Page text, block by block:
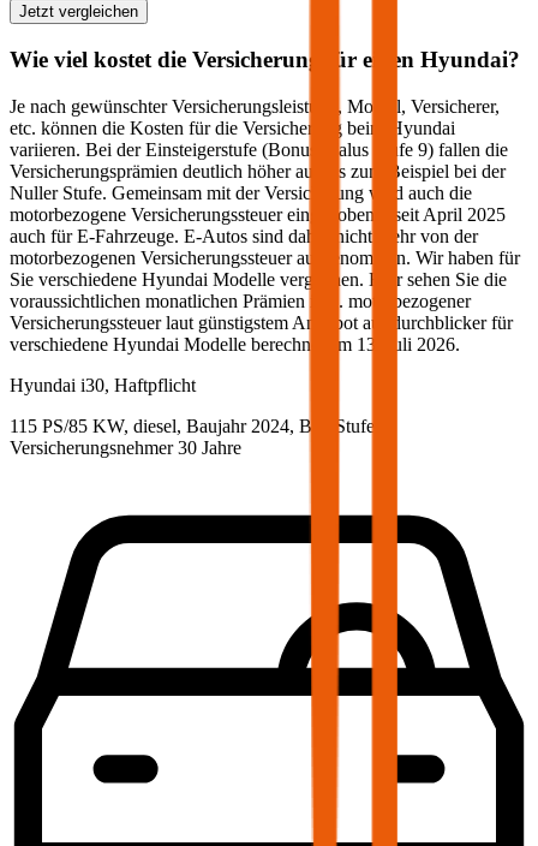
Jetzt vergleichen
Wie viel kostet die Versicherung für einen Hyundai?
Je nach gewünschter Versicherungsleistung, Modell, Versicherer,
etc. können die Kosten für die Versicherung beim
Hyundai
variieren. Bei der Einsteigerstufe (Bonus Malus Stufe 9) fallen die
Versicherungsprämien deutlich höher aus als zum Beispiel bei der
Nuller Stufe. Gemeinsam mit der Versicherung wird auch die
motorbezogene Versicherungssteuer eingehoben – seit April 2025
auch für E-Fahrzeuge. E-Autos sind daher nicht mehr von der
motorbezogenen Versicherungssteuer ausgenommen. Wir haben für
Sie verschiedene Hyundai Modelle verglichen. Hier sehen Sie die
voraussichtlichen monatlichen Prämien inkl. motorbezogener
Versicherungssteuer laut günstigstem Angebot auf durchblicker für
verschiedene Hyundai Modelle berechnet am 13. Juli 2026.
Hyundai i30, Haftpflicht
115 PS/85 KW, diesel, Baujahr 2024, BM-Stufe
Versicherungsnehmer 30 Jahre